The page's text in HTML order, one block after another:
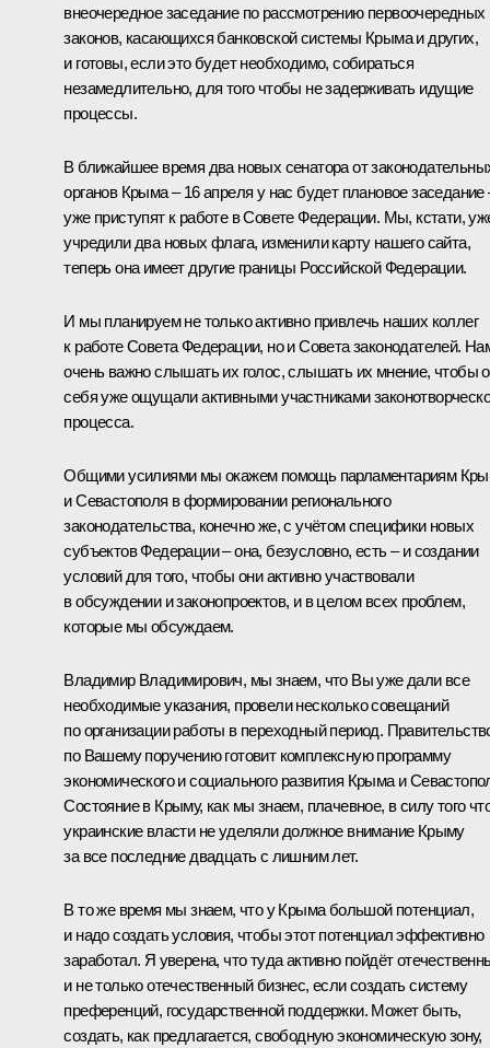
внеочередное заседание по рассмотрению первоочередных
законов, касающихся банковской системы Крыма и других,
и готовы, если это будет необходимо, собираться
незамедлительно, для того чтобы не задерживать идущие
процессы.
В ближайшее время два новых сенатора от
органов Крыма – 16 апреля у нас будет плановое заседание
уже приступят к работе в Совете Федерации. Мы, кстати,
учредили два новых флага, изменили карту нашего сайта,
теперь она имеет другие границы Российской Федерации.
И мы планируем не только активно привлечь наших коллег
к работе Совета Федерации, но и Совета законодателей.
очень важно слышать их голос, слышать их мнение, чтобы
себя уже ощущали активными участниками
процесса.
Общими усилиями мы окажем помощь парламентариям
и Севастополя в формировании регионального
законодательства, конечно же, с учётом специфики новых
субъектов Федерации – она, безусловно, есть – и создании
условий для того, чтобы они активно участвовали
в обсуждении и законопроектов, и в целом всех проблем,
которые мы обсуждаем.
Владимир Владимирович, мы знаем, что Вы уже дали все
необходимые указания, провели несколько совещаний
по организации работы в переходный период.
по Вашему поручению готовит комплексную программу
экономического и социального развития Крыма и
Состояние в Крыму, как мы знаем, плачевное, в силу того
украинские власти не уделяли должное внимание Крыму
за все последние двадцать с лишним лет.
В то же время мы знаем, что у Крыма большой потенциал,
и надо создать условия, чтобы этот потенциал эффективно
заработал. Я уверена, что туда активно пойдёт
и не только отечественный бизнес, если создать систему
преференций, государственной поддержки. Может быть,
создать, как предлагается, свободную экономическую зону,